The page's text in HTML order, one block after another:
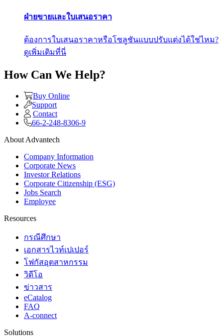
ฝ่ายขายและใบเสนอราคา
ต้องการใบเสนอราคาหรือโซลูชันแบบปรับแต่งได้ใช่ไหม?
ดูเพิ่มเติมที่นี่
How Can We Help?
Buy Online
Support
Contact
66-2-248-8306-9
About Advantech
Company Information
Corporate News
Investor Relations
Corporate Citizenship (ESG)
Jobs Search
Employee
Resources
กรณีศึกษา
เอกสารไวท์เปเปอร์
โฟกัสอุตสาหกรรม
วิดีโอ
ข่าวสาร
eCatalog
FAQ
A-connect
Solutions